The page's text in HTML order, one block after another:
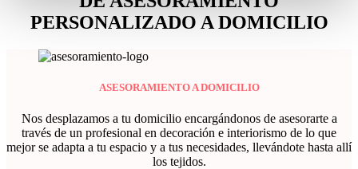
PERSONALIZADO A DOMICILIO
ASESORAMIENTO A DOMICILIO
Nos desplazamos a tu domicilio encargándonos de asesorarte a
través de un profesional en decoración e interiorismo de lo que
mejor se adapta a tu espacio y a tus necesidades, llevándote hasta allí
los tejidos.